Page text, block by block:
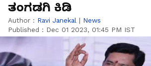
ತಂಗಡಗಿ ಕಿಡಿ
Author : Ravi Janekal | News
Published : Dec 01 2023, 01:45 PM IST